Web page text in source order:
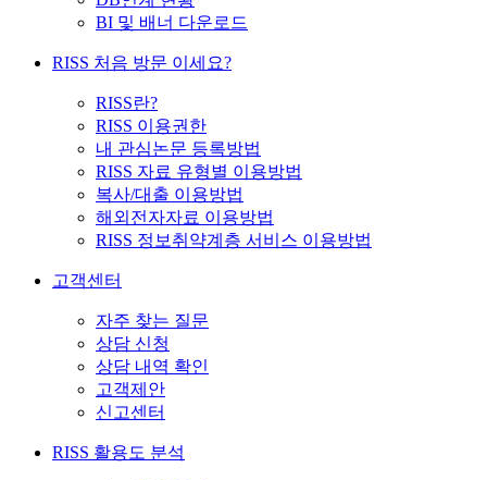
BI 및 배너 다운로드
RISS 처음 방문 이세요?
RISS란?
RISS 이용권한
내 관심논문 등록방법
RISS 자료 유형별 이용방법
복사/대출 이용방법
해외전자자료 이용방법
RISS 정보취약계층 서비스 이용방법
고객센터
자주 찾는 질문
상담 신청
상담 내역 확인
고객제안
신고센터
RISS 활용도 분석